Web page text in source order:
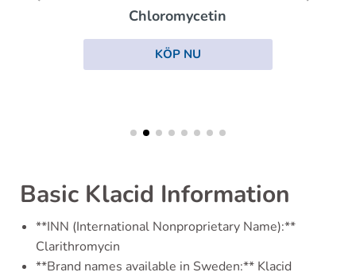
Chloromycetin
KÖP NU
Basic Klacid Information
**INN (International Nonproprietary Name):**
Clarithromycin
**Brand names available in Sweden:** Klacid